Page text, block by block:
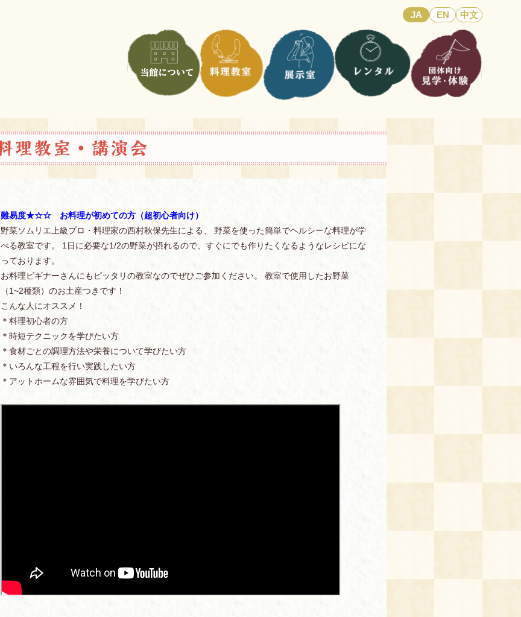
JA EN 中文
難易度★☆☆ お料理が初めての方（超初心者向け）
野菜ソムリエ上級プロ・料理家の西村秋保先生による、 野菜を使った簡単でヘルシーな料理が学
べる教室です。 1日に必要な1/2の野菜が摂れるので、すぐにでも作りたくなるようなレシピにな
っております。
お料理ビギナーさんにもピッタリの教室なのでぜひご参加ください。 教室で使用したお野菜
（1~2種類）のお土産つきです！
こんな人にオススメ！
＊料理初心者の方
＊時短テクニックを学びたい方
＊食材ごとの調理方法や栄養について学びたい方
＊いろんな工程を行い実践したい方
＊アットホームな雰囲気で料理を学びたい方